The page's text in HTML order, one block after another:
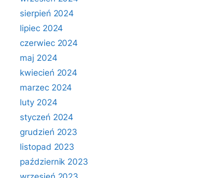
sierpień 2024
lipiec 2024
czerwiec 2024
maj 2024
kwiecień 2024
marzec 2024
luty 2024
styczeń 2024
grudzień 2023
listopad 2023
październik 2023